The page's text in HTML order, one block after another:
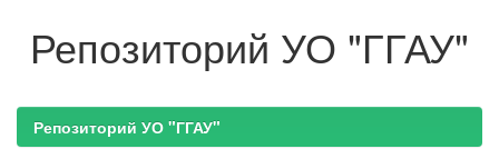
Репозиторий УО "ГГАУ"
Репозиторий УО "ГГАУ"